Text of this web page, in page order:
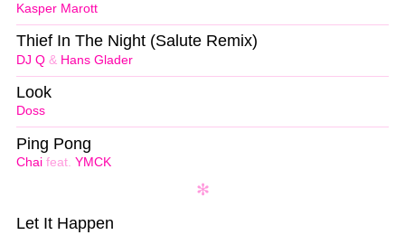
Kasper Marott
DJ Q & Hans Glader
Thief In The Night (Salute Remix)
Doss
Look
Chai feat. YMCK
Ping Pong
Let It Happen